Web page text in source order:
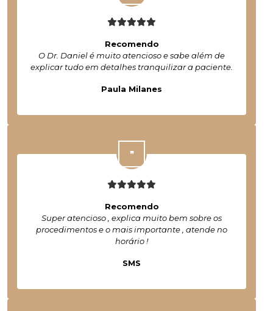
Recomendo
O Dr. Daniel é muito atencioso e sabe além de
explicar tudo em detalhes tranquilizar a paciente.
Paula Milanes
Recomendo
Super atencioso , explica muito bem sobre os
procedimentos e o mais importante , atende no
horário !
SMS